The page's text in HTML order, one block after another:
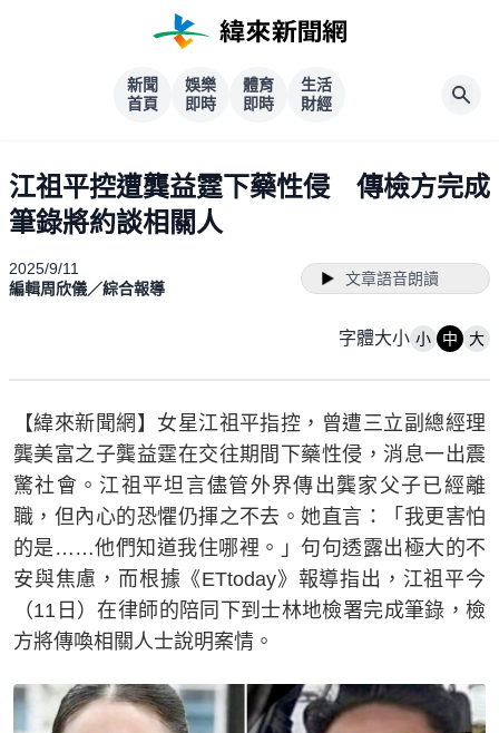
新聞
首頁
娛樂
即時
體育
即時
生活
財經
江祖平控遭龔益霆下藥性侵 傳檢方完成
筆錄將約談相關人
2025/9/11
編輯周欣儀／綜合報導
文章語音朗讀
字體大小 小 中 大
【緯來新聞網】女星江祖平指控，曾遭三立副總經理
龔美富之子龔益霆在交往期間下藥性侵，消息一出震
驚社會。江祖平坦言儘管外界傳出龔家父子已經離
職，但內心的恐懼仍揮之不去。她直言：「我更害怕
的是……他們知道我住哪裡。」句句透露出極大的不
安與焦慮，而根據《ETtoday》報導指出，江祖平今
（11日）在律師的陪同下到士林地檢署完成筆錄，檢
方將傳喚相關人士說明案情。